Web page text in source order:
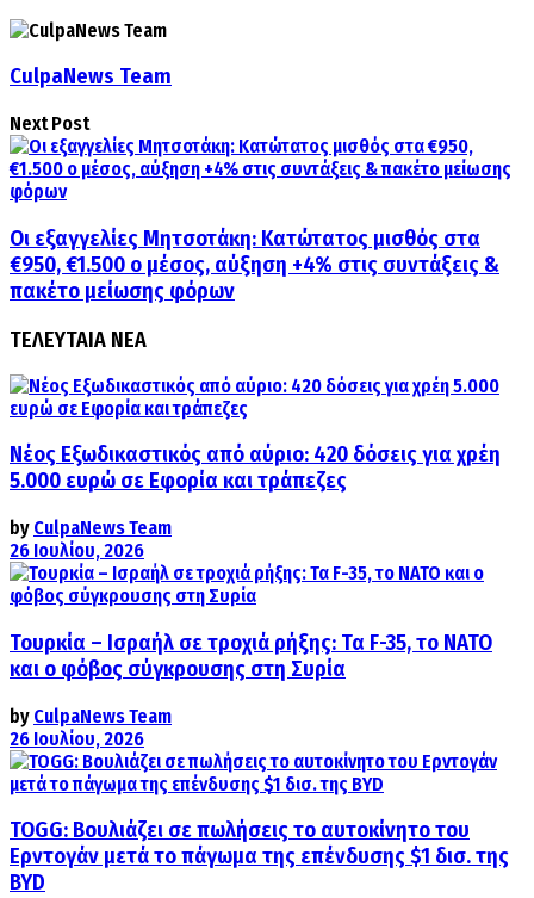
CulpaNews Team
Next Post
Οι εξαγγελίες Μητσοτάκη: Κατώτατος μισθός στα
€950, €1.500 ο μέσος, αύξηση +4% στις συντάξεις &
πακέτο μείωσης φόρων
ΤΕΛΕΥΤΑΙΑ ΝΕΑ
Νέος Εξωδικαστικός από αύριο: 420 δόσεις για χρέη
5.000 ευρώ σε Εφορία και τράπεζες
by CulpaNews Team
26 Ιουλίου, 2026
Τουρκία – Ισραήλ σε τροχιά ρήξης: Τα F-35, το ΝΑΤΟ
και ο φόβος σύγκρουσης στη Συρία
by CulpaNews Team
26 Ιουλίου, 2026
TOGG: Βουλιάζει σε πωλήσεις το αυτοκίνητο του
Ερντογάν μετά το πάγωμα της επένδυσης $1 δισ. της
BYD